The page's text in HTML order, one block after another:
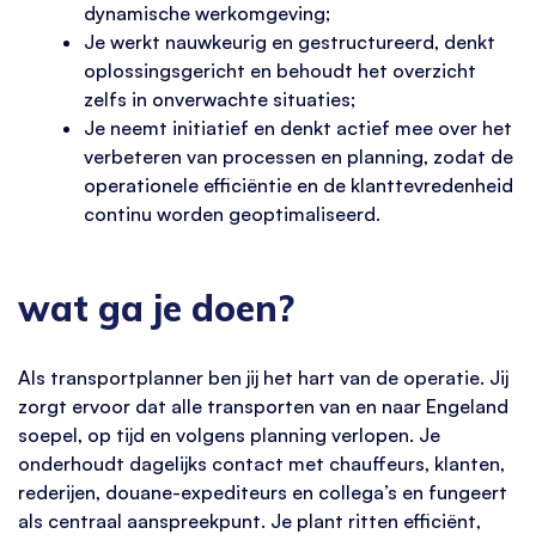
dynamische werkomgeving;
Je werkt nauwkeurig en gestructureerd, denkt
oplossingsgericht en behoudt het overzicht
zelfs in onverwachte situaties;
Je neemt initiatief en denkt actief mee over het
verbeteren van processen en planning, zodat de
operationele efficiëntie en de klanttevredenheid
continu worden geoptimaliseerd.
wat ga je doen?
Als transportplanner ben jij het hart van de operatie. Jij
zorgt ervoor dat alle transporten van en naar Engeland
soepel, op tijd en volgens planning verlopen. Je
onderhoudt dagelijks contact met chauffeurs, klanten,
rederijen, douane-expediteurs en collega’s en fungeert
als centraal aanspreekpunt. Je plant ritten efficiënt,